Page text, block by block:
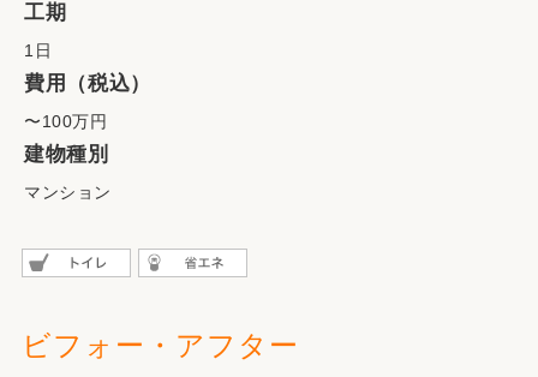
工期
1日
費用（税込）
〜100万円
建物種別
マンション
ビフォー・アフター